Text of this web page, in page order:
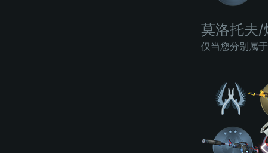
莫洛托夫/
仅当您分别属